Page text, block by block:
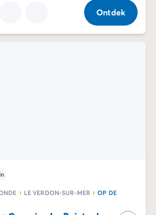
Ontdek
LE VERDON-SUR-MER
OP DE